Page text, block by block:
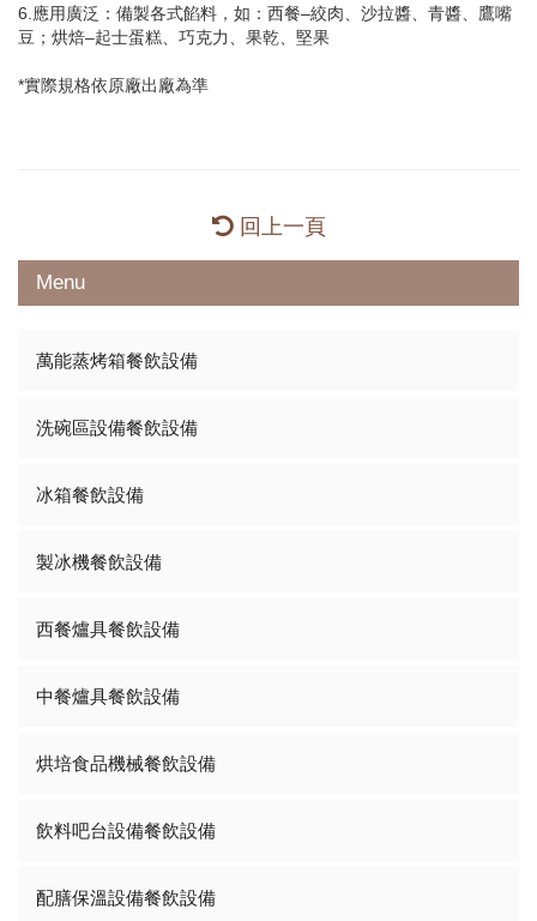
6.應用廣泛：備製各式餡料，如：西餐–絞肉、沙拉醬、青醬、鷹嘴
豆；烘焙–起士蛋糕、巧克力、果乾、堅果
*實際規格依原廠出廠為準
回上一頁
Menu
萬能蒸烤箱餐飲設備
洗碗區設備餐飲設備
冰箱餐飲設備
製冰機餐飲設備
西餐爐具餐飲設備
中餐爐具餐飲設備
烘培食品機械餐飲設備
飲料吧台設備餐飲設備
配膳保溫設備餐飲設備